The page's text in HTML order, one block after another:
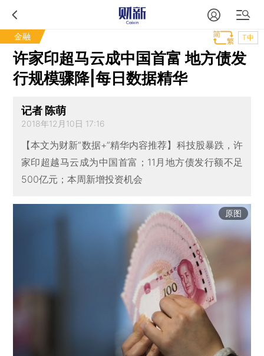
金融 T中
许家印超马云成中国首富 地方债发
行规模骤降|每日数据精华
记者 陈萌
2018年12月10日 17:16
【本文为财新“数据+”精华内容推荐】科技股暴跌，许
家印超越马云成为中国首富；11月地方债发行额不足
500亿元；本周新增投资机会
原图